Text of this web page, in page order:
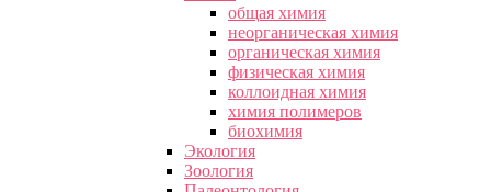
общая химия
неорганическая химия
органическая химия
физическая химия
коллоидная химия
химия полимеров
биохимия
Экология
Зоология